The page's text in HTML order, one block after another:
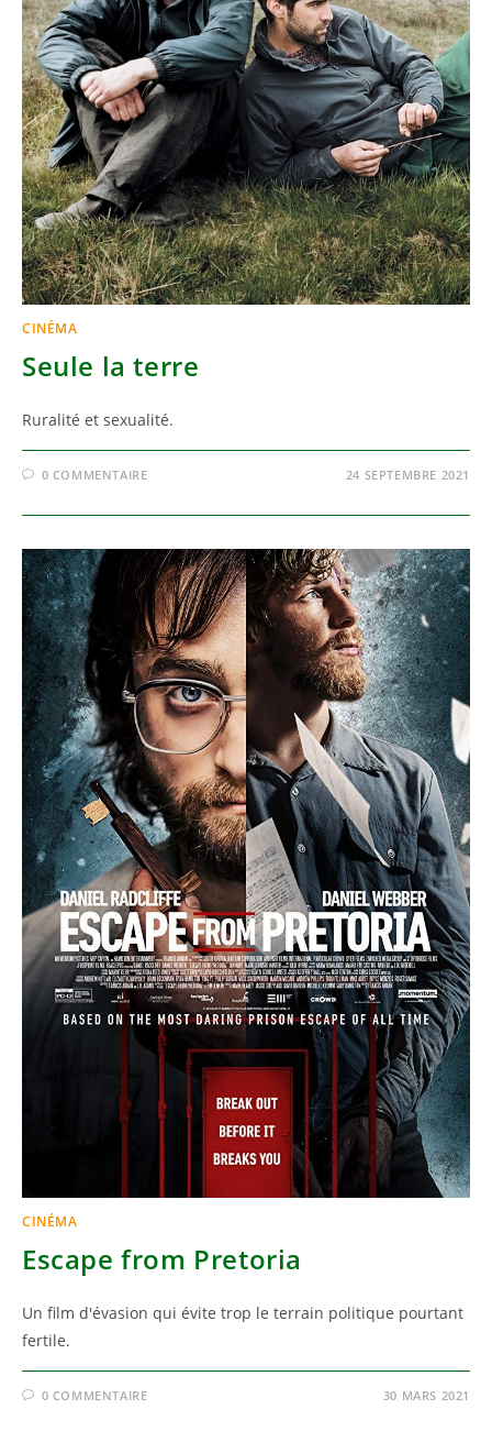
CINÉMA
Seule la terre
Ruralité et sexualité.
0 COMMENTAIRE 24 SEPTEMBRE 2021
CINÉMA
Escape from Pretoria
Un film d'évasion qui évite trop le terrain politique pourtant
fertile.
0 COMMENTAIRE 30 MARS 2021